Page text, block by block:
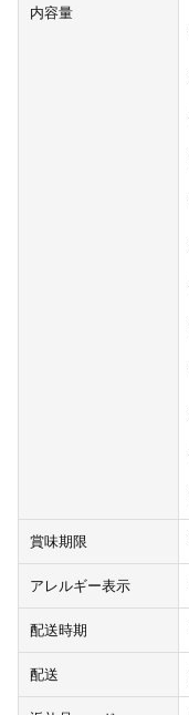
内容量
賞味期限
アレルギー表示
配送時期
配送